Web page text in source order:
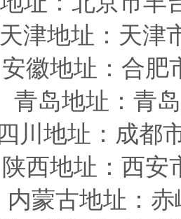
天津地址 ：天津
安徽地址 ：合
青岛地址 ：青
四川 地址 ：成都
陕西地址 ：西
内蒙古地址：